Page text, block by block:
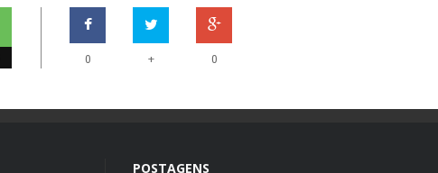
0 + 0
POSTAGENS